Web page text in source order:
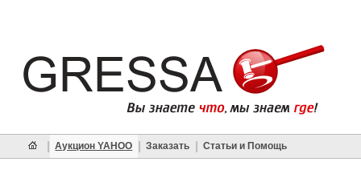
Аукцион YAHOO Заказать Статьи и Помощь